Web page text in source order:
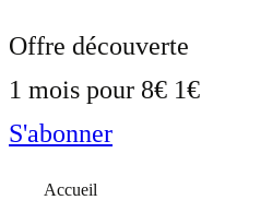
Offre découverte
1 mois pour 8€ 1€
S'abonner
Accueil